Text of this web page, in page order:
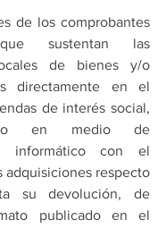
de los comprobantes
sustentan las
de bienes y/o
directamente en el
de interés social,
en medio de
informático con el
adquisiciones respecto
su devolución, de
publicado en el